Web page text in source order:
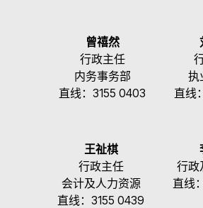
曾禧然
行政主任
内务事务部
直线：3155 0403
执
直线
王祉棋
行政主任
会计及人力资源
直线：3155 0439
行政
直线